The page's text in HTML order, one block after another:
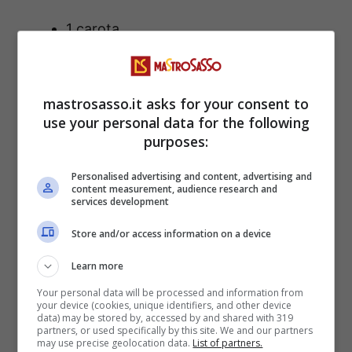
1 carota
1 gambo di sedano
3 cucchiai diolio extravergine d’oliva
pomodoro
1 litro circa di brodo vegetale (o acqua
calda)
Saleepepeq.b.
mastrosasso.it asks for your consent to
use your personal data for the following
purposes:
Personalised advertising and content, advertising and
content measurement, audience research and
services development
Store and/or access information on a device
Learn more
Your personal data will be processed and information from
your device (cookies, unique identifiers, and other device
data) may be stored by, accessed by and shared with 319
partners, or used specifically by this site. We and our partners
may use precise geolocation data. List of partners.